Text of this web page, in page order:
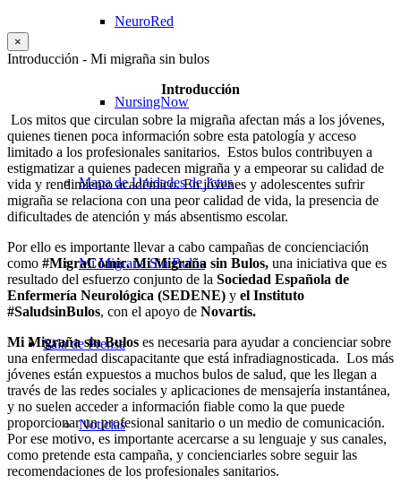
NeuroRed
NursingNow
Mapa de Unidades de Ictus
Mi Migraña Sin Bulos
Sala de Prensa
Noticias
×
Introducción - Mi migraña sin bulos
Introducción
Los mitos que circulan sobre la migraña afectan más a los jóvenes,
quienes tienen poca información sobre esta patología y acceso
limitado a los profesionales sanitarios. Estos bulos contribuyen a
estigmatizar a quienes padecen migraña y a empeorar su calidad de
vida y rendimiento académico. En jóvenes y adolescentes sufrir
migraña se relaciona con una peor calidad de vida, la presencia de
dificultades de atención y más absentismo escolar.
Por ello es importante llevar a cabo campañas de concienciación
como #MigraCómic. Mi Migraña sin Bulos, una iniciativa que es
resultado del esfuerzo conjunto de la Sociedad Española de
Enfermería Neurológica (SEDENE) y el Instituto
#SaludsinBulos, con el apoyo de Novartis.
Mi Migraña sin Bulos es necesaria para ayudar a concienciar sobre
una enfermedad discapacitante que está infradiagnosticada. Los más
jóvenes están expuestos a muchos bulos de salud, que les llegan a
través de las redes sociales y aplicaciones de mensajería instantánea,
y no suelen acceder a información fiable como la que puede
proporcionar un profesional sanitario o un medio de comunicación.
Por ese motivo, es importante acercarse a su lenguaje y sus canales,
como pretende esta campaña, y concienciarles sobre seguir las
recomendaciones de los profesionales sanitarios.